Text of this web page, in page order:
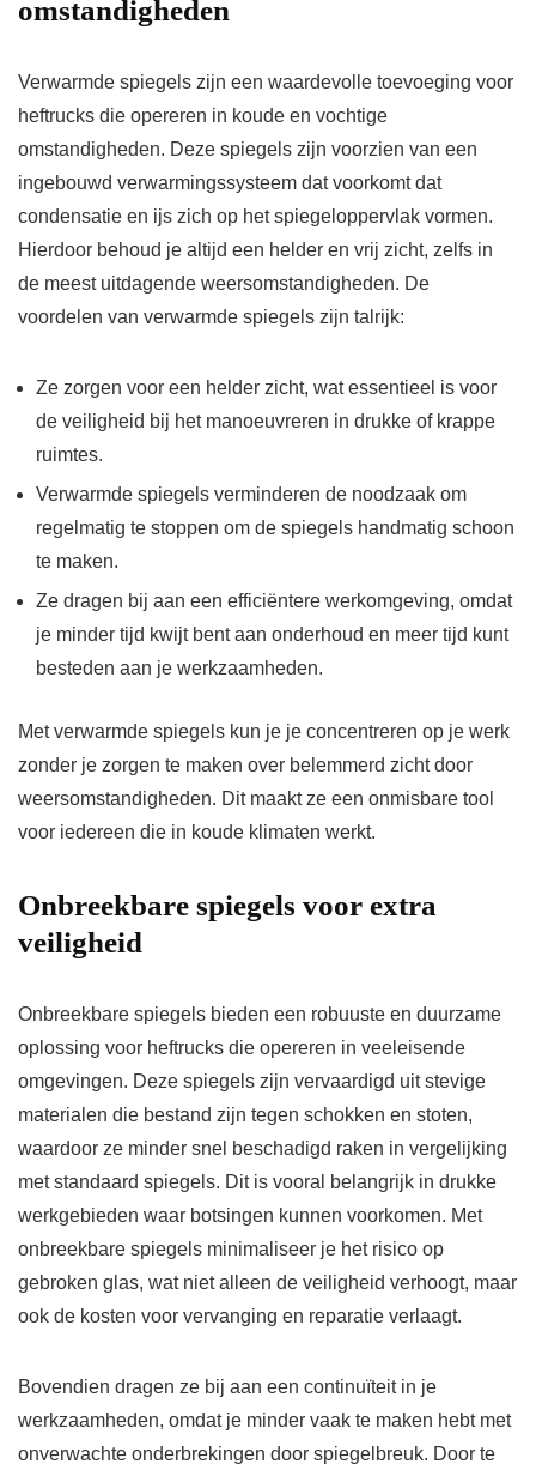
omstandigheden
Verwarmde spiegels zijn een waardevolle toevoeging voor
heftrucks die opereren in koude en vochtige
omstandigheden. Deze spiegels zijn voorzien van een
ingebouwd verwarmingssysteem dat voorkomt dat
condensatie en ijs zich op het spiegeloppervlak vormen.
Hierdoor behoud je altijd een helder en vrij zicht, zelfs in
de meest uitdagende weersomstandigheden. De
voordelen van verwarmde spiegels zijn talrijk:
Ze zorgen voor een helder zicht, wat essentieel is voor
de veiligheid bij het manoeuvreren in drukke of krappe
ruimtes.
Verwarmde spiegels verminderen de noodzaak om
regelmatig te stoppen om de spiegels handmatig schoon
te maken.
Ze dragen bij aan een efficiëntere werkomgeving, omdat
je minder tijd kwijt bent aan onderhoud en meer tijd kunt
besteden aan je werkzaamheden.
Met verwarmde spiegels kun je je concentreren op je werk
zonder je zorgen te maken over belemmerd zicht door
weersomstandigheden. Dit maakt ze een onmisbare tool
voor iedereen die in koude klimaten werkt.
Onbreekbare spiegels voor extra
veiligheid
Onbreekbare spiegels bieden een robuuste en duurzame
oplossing voor heftrucks die opereren in veeleisende
omgevingen. Deze spiegels zijn vervaardigd uit stevige
materialen die bestand zijn tegen schokken en stoten,
waardoor ze minder snel beschadigd raken in vergelijking
met standaard spiegels. Dit is vooral belangrijk in drukke
werkgebieden waar botsingen kunnen voorkomen. Met
onbreekbare spiegels minimaliseer je het risico op
gebroken glas, wat niet alleen de veiligheid verhoogt, maar
ook de kosten voor vervanging en reparatie verlaagt.
Bovendien dragen ze bij aan een continuïteit in je
werkzaamheden, omdat je minder vaak te maken hebt met
onverwachte onderbrekingen door spiegelbreuk. Door te